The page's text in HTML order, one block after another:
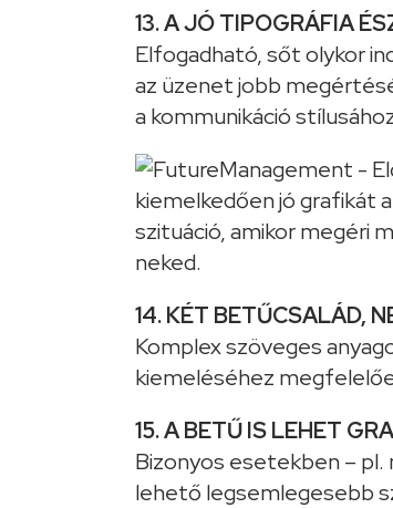
13. A JÓ TIPOGRÁFIA
Elfogadható, sőt olykor
az üzenet jobb
a kommunikáció
14. KÉT BETŰCSALÁD,
Komplex szöveges
kiemeléséhez
15. A BETŰ IS LEHET
Bizonyos esetekben – pl.
lehető legsemlegesebb